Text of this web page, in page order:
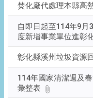
焚化廠代處理本縣高
自即日起至114年9
度新增事業單位進彰
彰化縣溪州垃圾資源
114年國家清潔週及
彙整表